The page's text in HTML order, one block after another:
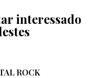
interessado
ROCK